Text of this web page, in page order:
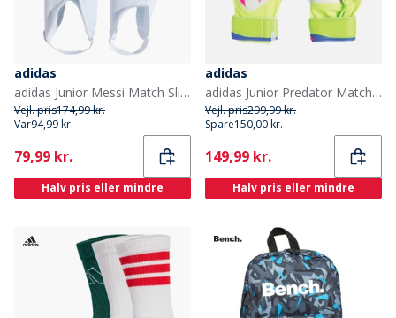
adidas
adidas Junior Messi Match Slip In Skinnebensklaver Silver Metallic/Lucid Blue/Solar Yellow
Vejl. pris174,99 kr.
Var94,99 kr.
Current
79,99 kr.
Halv pris eller mindre
adidas
adidas Junior Predator Match Finger Save Målmandshandsker Lucid Lemon/Hvid/Lucid Pink
Vejl. pris299,99 kr.
Spare150,00 kr.
Current
149,99 kr.
Halv pris eller mindre